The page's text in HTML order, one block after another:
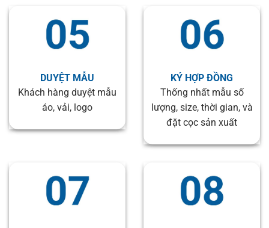
DUYỆT MẪU
Khách hàng duyệt mẫu
áo, vải, logo
KÝ HỢP ĐỒNG
Thống nhất mẫu số
lượng, size, thời gian, và
đặt cọc sản xuất